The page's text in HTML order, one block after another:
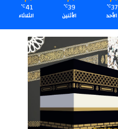
37
℃
الأحد
39
℃
الأثنين
41
℃
الثلاثاء